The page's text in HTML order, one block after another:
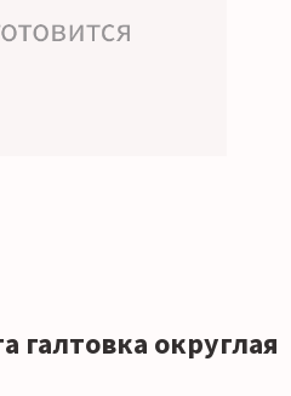
галтовка округлая